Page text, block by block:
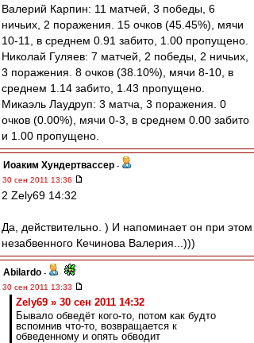
Валерий Карпин: 11 матчей, 3 победы, 6
ничьих, 2 поражения. 15 очков (45.45%), мячи
10-11, в среднем 0.91 забито, 1.00 пропущено.
Николай Гуляев: 7 матчей, 2 победы, 2 ничьих,
3 поражения. 8 очков (38.10%), мячи 8-10, в
среднем 1.14 забито, 1.43 пропущено.
Микаэль Лаудруп: 3 матча, 3 поражения. 0
очков (0.00%), мячи 0-3, в среднем 0.00 забито
и 1.00 пропущено.
Иоаким Хундертвассер -
30 сен 2011 13:36
2 Zely69 14:32
Да, действительно. ) И напоминает он при этом
незабвенного Кечинова Валерия...)))
Abilardo -
30 сен 2011 13:33
Zely69 » 30 сен 2011 14:32
Бывало обведёт кого-то, потом как будто
вспомнив что-то, возвращается к
обведенному и опять обводит